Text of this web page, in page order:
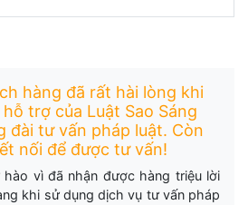
hàng đã rất hài lòng khi
trợ của Luật Sao Sáng
đài tư vấn pháp luật. Còn
nối để được tư vấn!
hào vì đã nhận được hàng triệu lời
khi sử dụng dịch vụ tư vấn pháp